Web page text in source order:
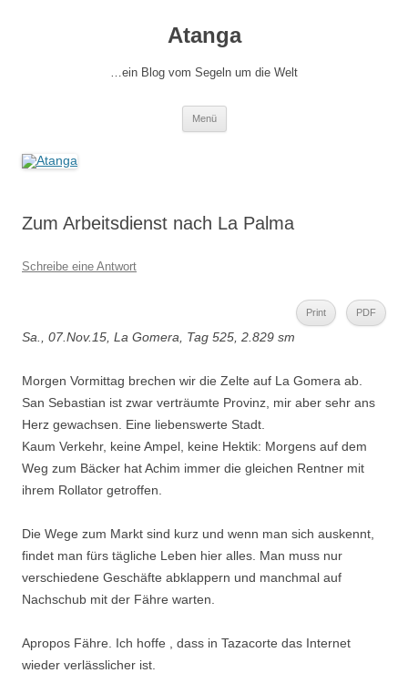
Atanga
…ein Blog vom Segeln um die Welt
Menü
Zum Arbeitsdienst nach La Palma
Schreibe eine Antwort
Print PDF
Sa., 07.Nov.15, La Gomera, Tag 525, 2.829 sm
Morgen Vormittag brechen wir die Zelte auf La Gomera ab.
San Sebastian ist zwar verträumte Provinz, mir aber sehr ans
Herz gewachsen. Eine liebenswerte Stadt.
Kaum Verkehr, keine Ampel, keine Hektik: Morgens auf dem
Weg zum Bäcker hat Achim immer die gleichen Rentner mit
ihrem Rollator getroffen.
Die Wege zum Markt sind kurz und wenn man sich auskennt,
findet man fürs tägliche Leben hier alles. Man muss nur
verschiedene Geschäfte abklappern und manchmal auf
Nachschub mit der Fähre warten.
Apropos Fähre. Ich hoffe , dass in Tazacorte das Internet
wieder verlässlicher ist.